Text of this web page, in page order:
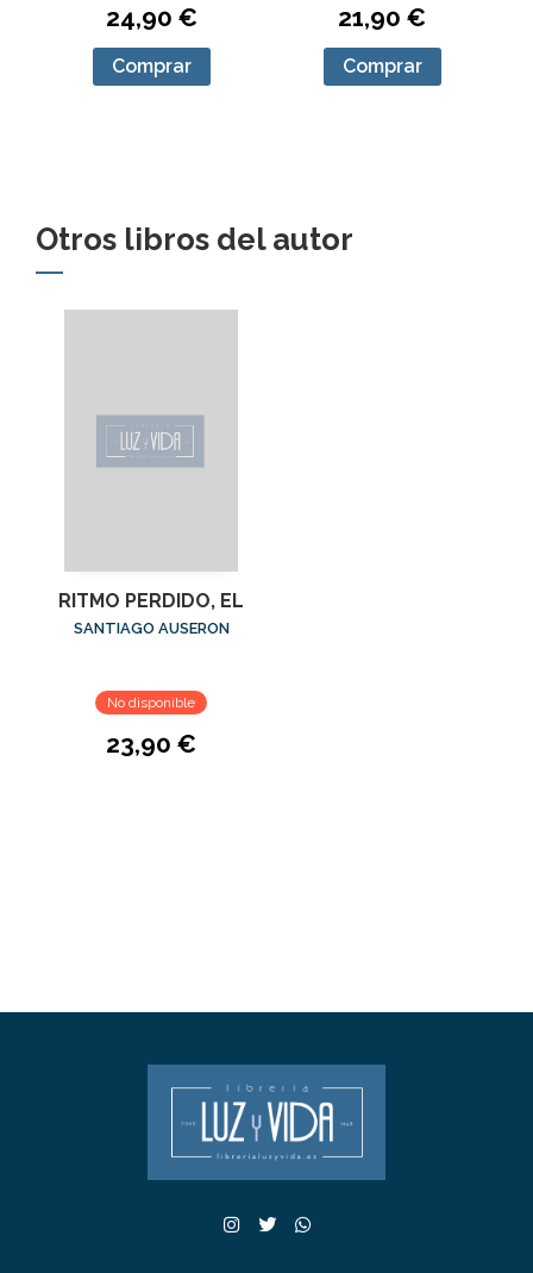
24,90 €
Comprar
21,90 €
Comprar
Otros libros del autor
RITMO PERDIDO, EL
SANTIAGO AUSERON
No disponible
23,90 €